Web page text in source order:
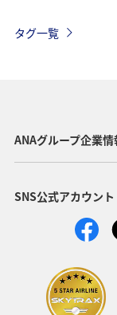
福島県 出張
記念日 ANA
タグ一覧
ANAグループ企業情
SNS公式アカウント